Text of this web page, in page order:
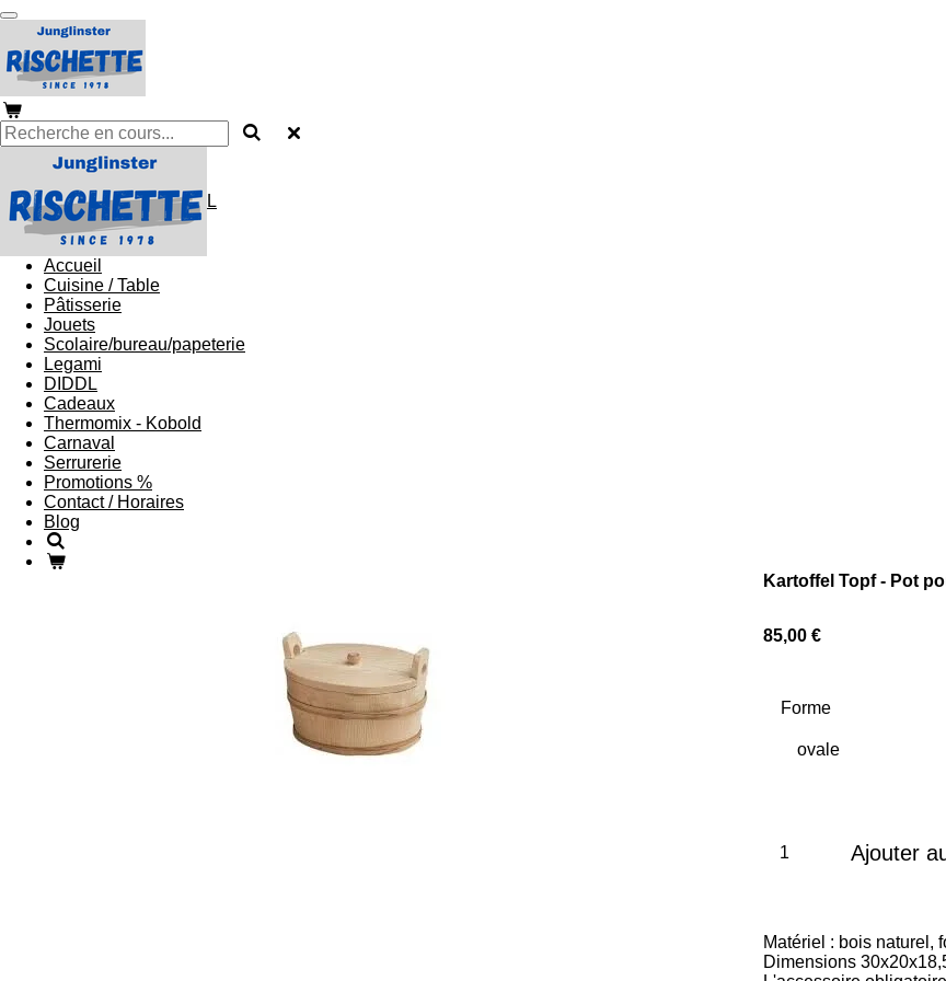
Passer
contenu
principal
L
Accueil
Cuisine / Table
Pâtisserie
Jouets
Scolaire/bureau/papeterie
Legami
DIDDL
Cadeaux
Thermomix - Kobold
Carnaval
Serrurerie
Promotions %
Contact / Horaires
Blog
Kartoffel Topf - Pot
85,00 €
Forme
Ajouter
Matériel : bois naturel,
Dimensions